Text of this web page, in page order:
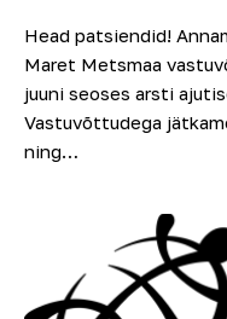
Head patsiendid!
Maret Metsmaa
juuni seoses arsti
Vastuvõttudega
ning…